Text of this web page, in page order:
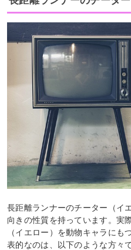
長距離ランナーのチーター（イ
向きの性質を持っています。実
（イエロー）を動物キャラに
表的なのは、以下のような方々